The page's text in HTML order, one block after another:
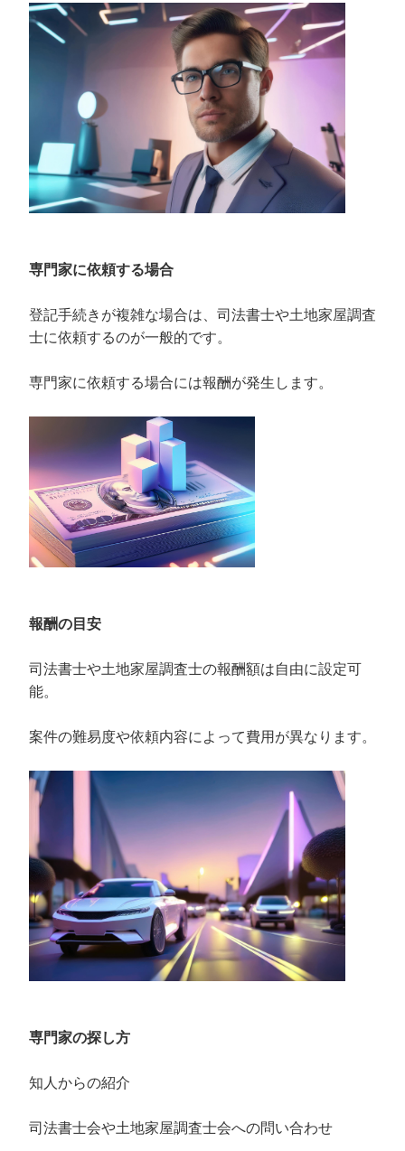
専門家に依頼する場合
登記手続きが複雑な場合は、司法書士や土地家屋調査
士に依頼するのが一般的です。
専門家に依頼する場合には報酬が発生します。
報酬の目安
司法書士や土地家屋調査士の報酬額は自由に設定可
能。
案件の難易度や依頼内容によって費用が異なります。
専門家の探し方
知人からの紹介
司法書士会や土地家屋調査士会への問い合わせ